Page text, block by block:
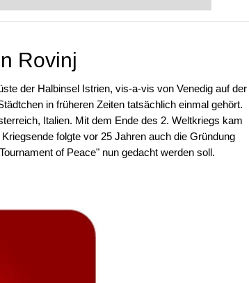
Rovinj
der Halbinsel Istrien, vis-a-vis von Venedig auf der
in früheren Zeiten tatsächlich einmal gehört.
Italien. Mit dem Ende des 2. Weltkriegs kam
folgte vor 25 Jahren auch die Gründung
of Peace" nun gedacht werden soll.